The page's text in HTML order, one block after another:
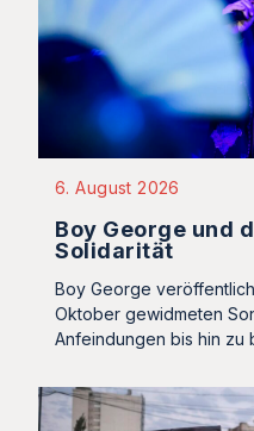
6. August 2026
Boy George und
Solidarität
Boy George
Oktober gewidmeten
Anfeindungen bis hin